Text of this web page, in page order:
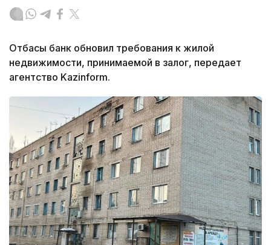
Отбасы банк обновил требования к жилой
недвижимости, принимаемой в залог, передает
агентство Kazinform.